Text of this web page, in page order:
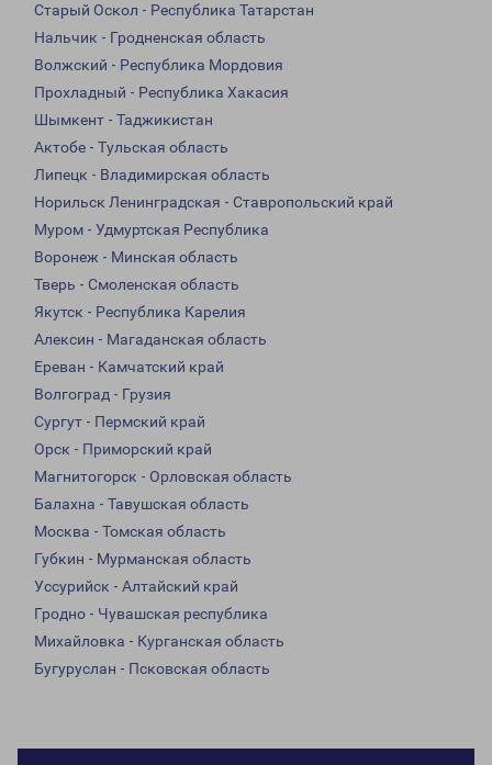
Старый Оскол - Республика Татарстан
Нальчик - Гродненская область
Волжский - Республика Мордовия
Прохладный - Республика Хакасия
Шымкент - Таджикистан
Актобе - Тульская область
Липецк - Владимирская область
Норильск Ленинградская - Ставропольский край
Муром - Удмуртская Республика
Воронеж - Минская область
Тверь - Смоленская область
Якутск - Республика Карелия
Алексин - Магаданская область
Ереван - Камчатский край
Волгоград - Грузия
Сургут - Пермский край
Орск - Приморский край
Магнитогорск - Орловская область
Балахна - Тавушская область
Москва - Томская область
Губкин - Мурманская область
Уссурийск - Алтайский край
Гродно - Чувашская республика
Михайловка - Курганская область
Бугуруслан - Псковская область